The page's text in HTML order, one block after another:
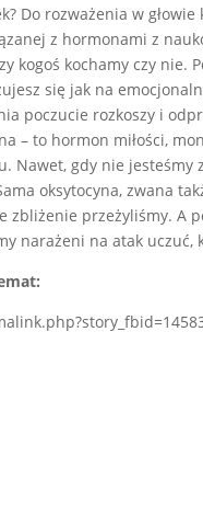
Do rozważenia w głowie
z hormonami z
kogoś kochamy czy
się jak na
poczucie rozkoszy i
– to hormon miłości,
Nawet, gdy nie
oksytocyna, zwana
zbliżenie przeżyliśmy.
narażeni na atak